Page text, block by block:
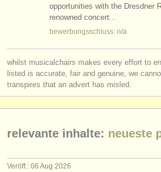
opportunities with the Dresdner
renowned concert…
bewerbungsschluss: n/a
whilst musicalchairs makes every effort to
listed is accurate, fair and genuine, we
transpires that an advert has misled.
relevante inhalte: neueste
Veröff.: 06 Aug 2026